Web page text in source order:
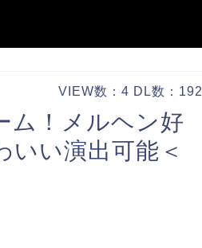
VIEW数：4 DL数：192
ム！メルヘン好
い演出可能＜